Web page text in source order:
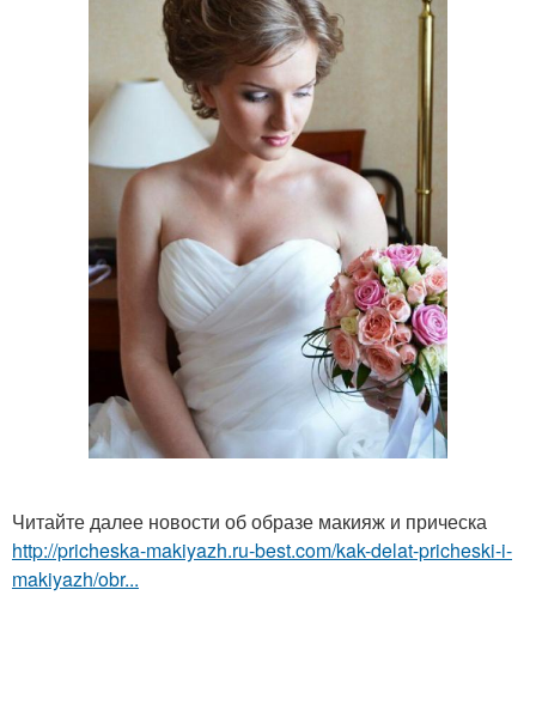
Читайте далее новости об образе макияж и прическа
http://pricheska-makiyazh.ru-best.com/kak-delat-pricheski-i-
makiyazh/obr...